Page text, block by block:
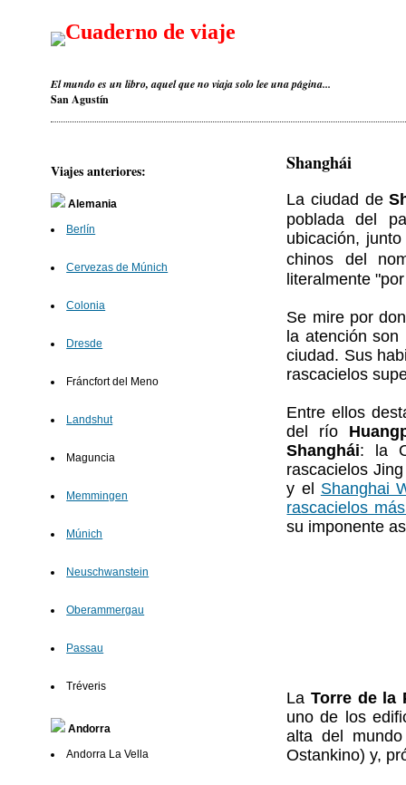
Cuaderno de viaje
El mundo es un libro, aquel que no viaja solo lee una página...
San Agustín
Viajes anteriores:
Alemania
Berlín
Cervezas de Múnich
Colonia
Dresde
Fráncfort del Meno
Landshut
Maguncia
Memmingen
Múnich
Neuschwanstein
Oberammergau
Passau
Tréveris
Andorra
Andorra La Vella
Shanghái
La ciudad de
poblada del
ubicación,
chinos del
literalmente
Se mire por
la atención
ciudad. Sus
rascacielos
Entre ellos
del río
Shanghái: la
rascacielos
y el Shanghai
rascacielos
su imponente
La Torre de la
uno de los
alta del
Ostankino) y,